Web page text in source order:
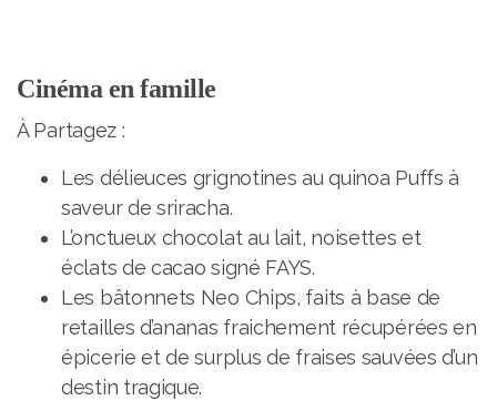
Cinéma en famille
À Partagez :
Les délieuces grignotines au quinoa Puffs à
saveur de sriracha.
L’onctueux chocolat au lait, noisettes et
éclats de cacao signé FAYS.
Les bâtonnets Neo Chips, faits à base de
retailles d’ananas fraichement récupérées en
épicerie et de surplus de fraises sauvées d’un
destin tragique.